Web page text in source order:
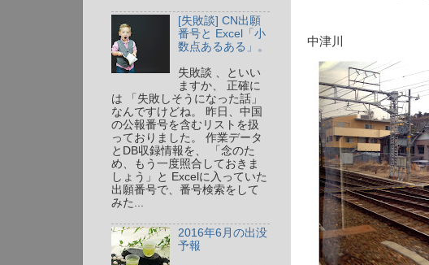
中津川
[失敗談] CN出願
番号と Excel「小
数点あるある」。
失敗談 、といい
ますか、 正確に
は 「失敗しそうになった話」
なんですけどね。 昨日、中国
の公報番号を含むリストを扱
っておりました。 作業データ
とDB収録情報を、 「念のた
め、もう一度照合しておきま
しょう」と Excelに入っていた
出願番号で、番号検索をして
みた...
2016年6月の出没
予報